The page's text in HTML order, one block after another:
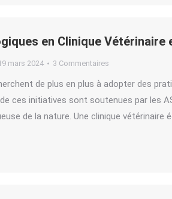
en Clinique Vétérinaire
mars 2024 3 Commentaires
de plus en plus à adopter des
ces initiatives sont soutenues par les
de la nature. Une clinique